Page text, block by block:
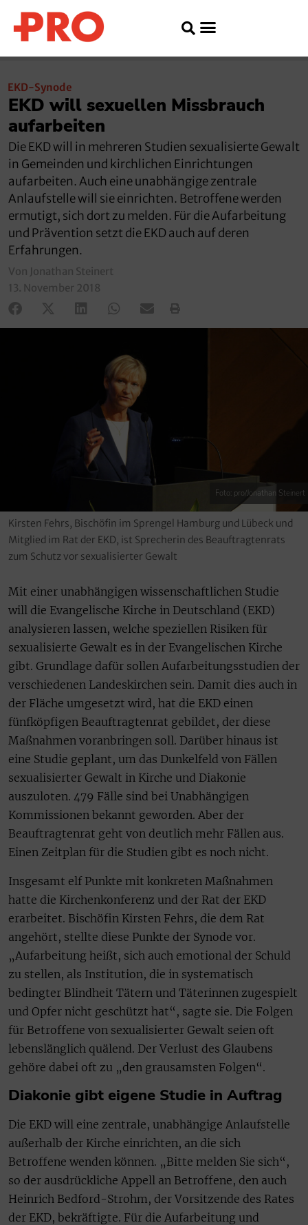
EKD-Synode
EKD will sexuellen Missbrauch
aufarbeiten
Die EKD will in mehreren Studien sexualisierte Gewalt
in Gemeinden und kirchlichen Einrichtungen
aufarbeiten. Auch eine unabhängige zentrale
Anlaufstelle will sie einrichten. Betroffene werden
ermutigt, sich dort zu melden. Für die Aufarbeitung
und Prävention setzt die EKD auch auf deren
Erfahrungen.
Von Jonathan Steinert
13. November 2018
Foto: pro/Jonathan Steinert
Kirsten Fehrs, Bischöfin im Sprengel Hamburg und Lübeck und
Mitglied im Rat der EKD, ist Sprecherin des Beauftragtenrats
zum Schutz vor sexualisierter Gewalt
Mit einer unabhängigen wissenschaftlichen Studie
will die Evangelische Kirche in Deutschland (EKD)
analysieren lassen, welche speziellen Risiken für
sexualisierte Gewalt es in der Evangelischen Kirche
gibt. Grundlage dafür sollen Aufarbeitungsstudien der
verschiedenen Landeskirchen sein. Damit dies auch in
der Fläche umgesetzt wird, hat die EKD einen
fünfköpfigen Beauftragtenrat gebildet, der diese
Maßnahmen voranbringen soll. Darüber hinaus ist
eine Studie geplant, um das Dunkelfeld von Fällen
sexualisierter Gewalt in Kirche und Diakonie
auszuloten. 479 Fälle sind bei Unabhängigen
Kommissionen bekannt geworden. Aber der
Beauftragtenrat geht von deutlich mehr Fällen aus.
Einen Zeitplan für die Studien gibt es noch nicht.
Insgesamt elf Punkte mit konkreten Maßnahmen
hatte die Kirchenkonferenz und der Rat der EKD
erarbeitet. Bischöfin Kirsten Fehrs, die dem Rat
angehört, stellte diese Punkte der Synode vor.
„Aufarbeitung heißt, sich auch emotional der Schuld
zu stellen, als Institution, die in systematisch
bedingter Blindheit Tätern und Täterinnen zugespielt
und Opfer nicht geschützt hat“, sagte sie. Die Folgen
für Betroffene von sexualisierter Gewalt seien oft
lebenslänglich quälend. Der Verlust des Glaubens
gehöre dabei oft zu „den grausamsten Folgen“.
Diakonie gibt eigene Studie in Auftrag
Die EKD will eine zentrale, unabhängige Anlaufstelle
außerhalb der Kirche einrichten, an die sich
Betroffene wenden können. „Bitte melden Sie sich“,
so der ausdrückliche Appell an Betroffene, den auch
Heinrich Bedford-Strohm, der Vorsitzende des Rates
der EKD, bekräftigte. Für die Aufarbeitung und